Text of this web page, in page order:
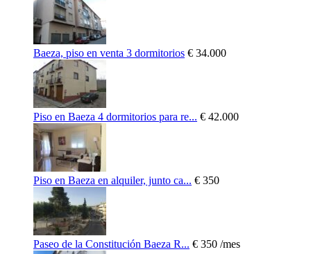
Baeza, piso en venta 3 dormitorios € 34.000
Piso en Baeza 4 dormitorios para re... € 42.000
Piso en Baeza en alquiler, junto ca... € 350
Paseo de la Constitución Baeza R... € 350 /mes